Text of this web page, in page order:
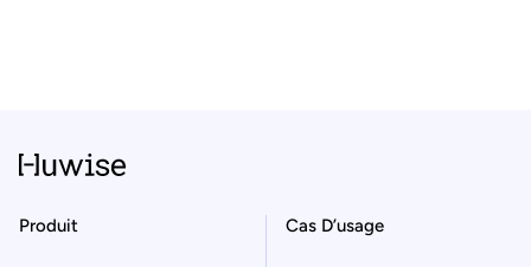
Produit Cas D’usage